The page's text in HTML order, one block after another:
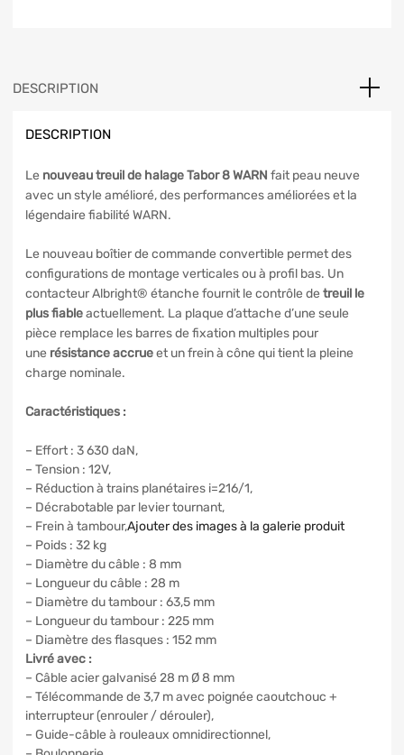
DESCRIPTION
DESCRIPTION
Le nouveau treuil de halageTabor 8WARN fait peau neuve
avec un style amélioré, des performances améliorées et la
légendaire fiabilité WARN.
Le nouveau boîtier de commande convertible permet des
configurations de montage verticales ou à profil bas. Un
contacteur Albright® étanche fournit le contrôle de treuil le
plus fiableactuellement. La plaque d’attache d’une seule
pièce remplace les barres de fixation multiples pour
une résistance accrueet un frein à cône qui tient la pleine
charge nominale.
Caractéristiques :
– Effort : 3 630 daN,
– Tension : 12V,
– Réduction à trains planétaires i=216/1,
– Décrabotable par levier tournant,
– Frein à tambour,Ajouter des images à la galerie produit
– Poids : 32 kg
– Diamètre du câble : 8 mm
– Longueur du câble : 28 m
– Diamètre du tambour : 63,5 mm
– Longueur du tambour : 225 mm
– Diamètre des flasques : 152 mm
Livré avec :
– Câble acier galvanisé 28 m Ø 8 mm
– Télécommande de 3,7 m avec poignée caoutchouc +
interrupteur (enrouler / dérouler),
– Guide-câble à rouleaux omnidirectionnel,